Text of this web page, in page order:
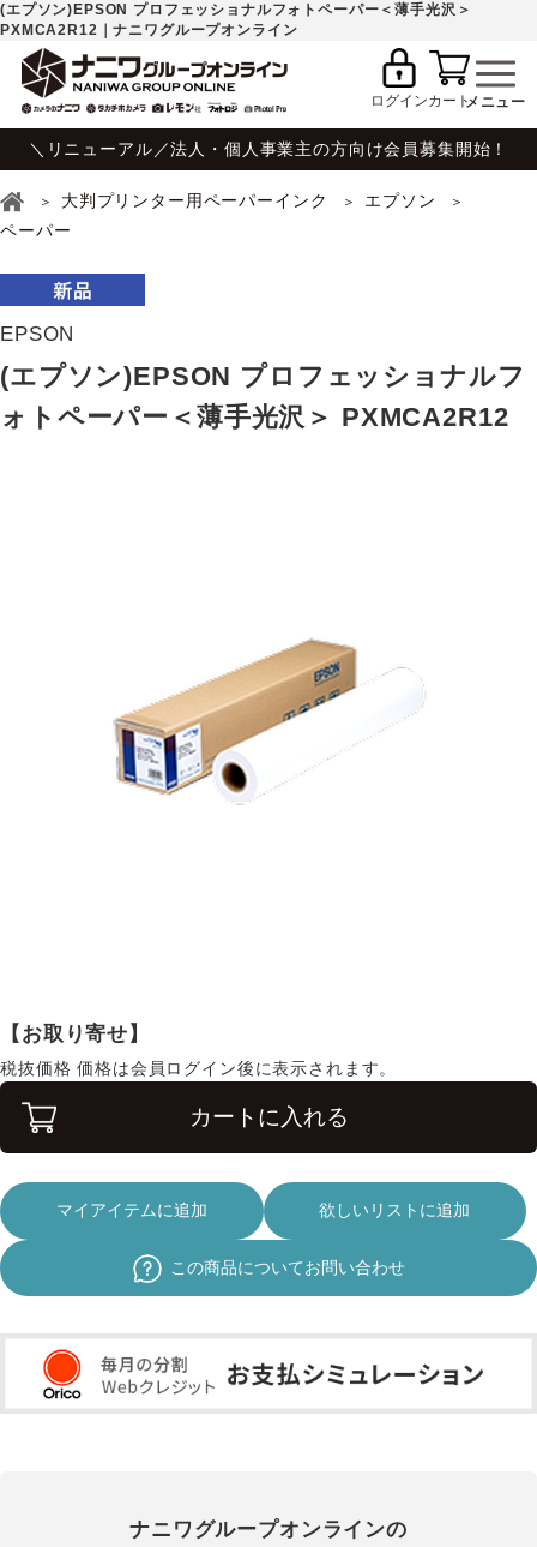
(エプソン)EPSON プロフェッショナルフォトペーパー＜薄手光沢＞
PXMCA2R12｜ナニワグループオンライン
ログインカート
＼リニューアル／法人・個人事業主の方向け会員募集開始！
大判プリンター用ペーパーインク
エプソン
ペーパー
EPSON
(エプソン)EPSON プロフェッショナルフ
ォトペーパー＜薄手光沢＞ PXMCA2R12
【お取り寄せ】
税抜価格 価格は会員ログイン後に表示されます。
カートに入れる
マイアイテムに追加 欲しいリストに追加
この商品についてお問い合わせ
ナニワグループオンラインの